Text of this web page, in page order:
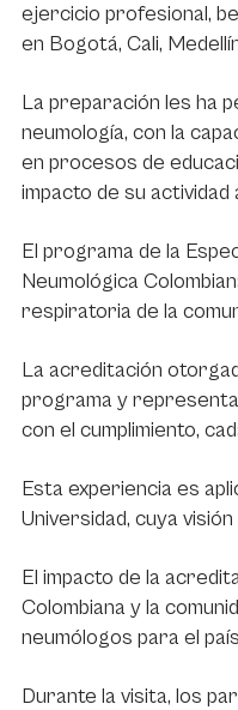
ejercicio profesional,
en Bogotá, Cali,
La preparación les ha
neumología, con la
en procesos de
impacto de su
El programa de la
Neumológica
respiratoria de la
La acreditación
programa y representa
con el cumplimiento,
Esta experiencia es
Universidad, cuya
El impacto de la
Colombiana y la
neumólogos para el
Durante la visita, los